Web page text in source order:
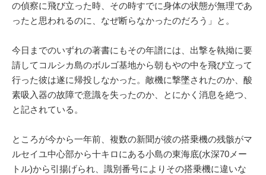
の偵察に飛び立った時、その時すでに身体の状態が無理であ
ったと思われるのに、なぜ断らなかったのだろう」と。
今日までのいずれの著書にもその年譜には、出撃を執拗に要
請してコルシカ島のボルゴ基地から朝もやの中を飛び立って
行った彼は遂に帰投しなかった。敵機に撃墜されたのか、酸
素吸入器の故障で意識を失ったのか、とにかく消息を絶つ、
と記されている。
ところが今から一年前、複数の新聞が彼の搭乗機の残骸がマ
ルセイユ中心部から十キロにある小島の東海底(水深70メー
トル)から引揚げられ、識別番号によりその搭乗機に違いな